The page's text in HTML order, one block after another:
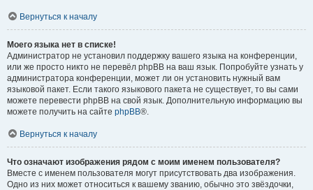
Вернуться к началу
Моего языка нет в списке!
Администратор не установил поддержку вашего языка на конференции,
или же просто никто не перевёл phpBB на ваш язык. Попробуйте узнать у
администратора конференции, может ли он установить нужный вам
языковой пакет. Если такого языкового пакета не существует, то вы сами
можете перевести phpBB на свой язык. Дополнительную информацию вы
можете получить на сайте phpBB®.
Вернуться к началу
Что означают изображения рядом с моим именем пользователя?
Вместе с именем пользователя могут присутствовать два изображения.
Одно из них может относиться к вашему званию, обычно это звёздочки,